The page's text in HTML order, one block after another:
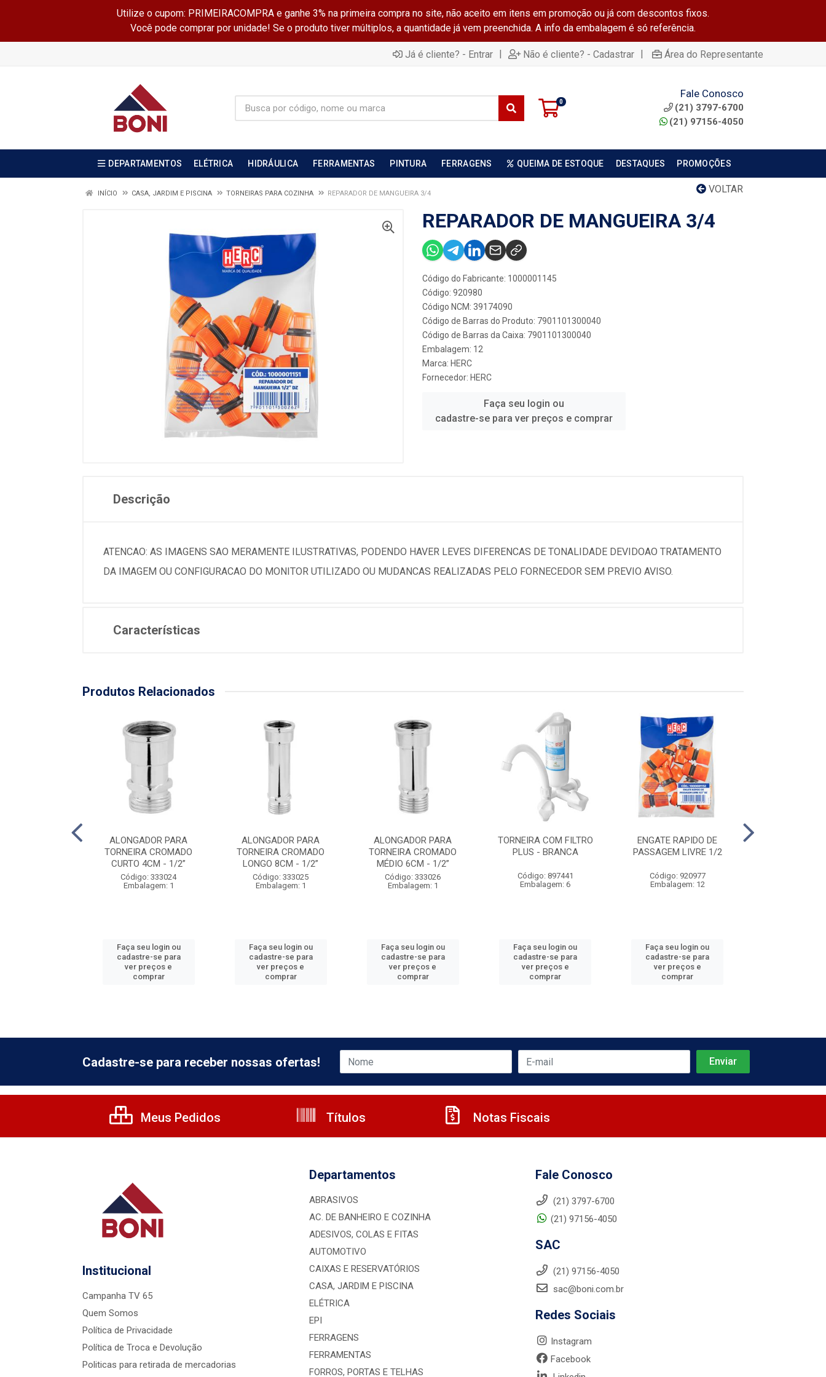
Utilize o cupom: PRIMEIRACOMPRA e ganhe 3% na primeira compra no site, não aceito em itens em promoção ou já com descontos fixos.
Você pode comprar por unidade! Se o produto tiver múltiplos, a quantidade já vem preenchida. A info da embalagem é só referência.
Já é cliente? - Entrar | Não é cliente? - Cadastrar | Área do Representante
0
Fale Conosco
(21) 3797-6700
(21) 97156-4050
DEPARTAMENTOS ELÉTRICA HIDRÁULICA FERRAMENTAS PINTURA FERRAGENS QUEIMA DE ESTOQUE DESTAQUES PROMOÇÕES
VOLTAR
INÍCIO CASA, JARDIM E PISCINA TORNEIRAS PARA COZINHA REPARADOR DE MANGUEIRA 3/4
REPARADOR DE MANGUEIRA 3/4
Código do Fabricante: 1000001145
Código: 920980
Código NCM: 39174090
Código de Barras do Produto: 7901101300040
Código de Barras da Caixa: 7901101300040
Embalagem: 12
Marca: HERC
Fornecedor: HERC
Faça seu login ou
cadastre-se para ver preços e comprar
Descrição
ATENCAO: AS IMAGENS SAO MERAMENTE ILUSTRATIVAS, PODENDO HAVER LEVES DIFERENCAS DE TONALIDADE DEVIDOAO TRATAMENTO
DA IMAGEM OU CONFIGURACAO DO MONITOR UTILIZADO OU MUDANCAS REALIZADAS PELO FORNECEDOR SEM PREVIO AVISO.
Características
Produtos Relacionados
ALONGADOR PARA
TORNEIRA CROMADO
CURTO 4CM - 1/2”
Código: 333024
Embalagem: 1
Faça seu login ou
cadastre-se para
ver preços e
comprar
ALONGADOR PARA
TORNEIRA CROMADO
LONGO 8CM - 1/2”
Código: 333025
Embalagem: 1
Faça seu login ou
cadastre-se para
ver preços e
comprar
ALONGADOR PARA
TORNEIRA CROMADO
MÉDIO 6CM - 1/2”
Código: 333026
Embalagem: 1
Faça seu login ou
cadastre-se para
ver preços e
comprar
TORNEIRA COM FILTRO
PLUS - BRANCA
Código: 897441
Embalagem: 6
Faça seu login ou
cadastre-se para
ver preços e
comprar
ENGATE RAPIDO DE
PASSAGEM LIVRE 1/2
Código: 920977
Embalagem: 12
Faça seu login ou
cadastre-se para
ver preços e
comprar
Cadastre-se para receber nossas ofertas!
Meus Pedidos Títulos Notas Fiscais
Institucional
Campanha TV 65
Quem Somos
Política de Privacidade
Política de Troca e Devolução
Politicas para retirada de mercadorias
Departamentos
ABRASIVOS
AC. DE BANHEIRO E COZINHA
ADESIVOS, COLAS E FITAS
AUTOMOTIVO
CAIXAS E RESERVATÓRIOS
CASA, JARDIM E PISCINA
ELÉTRICA
EPI
FERRAGENS
FERRAMENTAS
FORROS, PORTAS E TELHAS
Fale Conosco
(21) 3797-6700
(21) 97156-4050
SAC
(21) 97156-4050
sac@boni.com.br
Redes Sociais
Instagram
Facebook